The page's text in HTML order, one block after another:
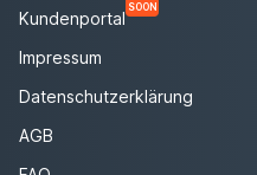
Kundenportal
SOON
Impressum
Datenschutzerklärung
AGB